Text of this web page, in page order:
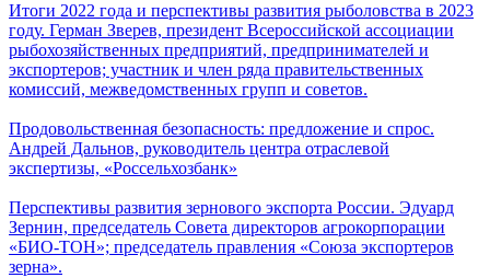
Итоги 2022 года и перспективы развития рыболовства в 2023
году. Герман Зверев, президент Всероссийской ассоциации
рыбохозяйственных предприятий, предпринимателей и
экспортеров; участник и член ряда правительственных
комиссий, межведомственных групп и советов.
Продовольственная безопасность: предложение и спрос.
Андрей Дальнов, руководитель центра отраслевой
экспертизы, «Россельхозбанк»
Перспективы развития зернового экспорта России. Эдуард
Зернин, председатель Совета директоров агрокорпорации
«БИО-ТОН»; председатель правления «Союза экспортеров
зерна».